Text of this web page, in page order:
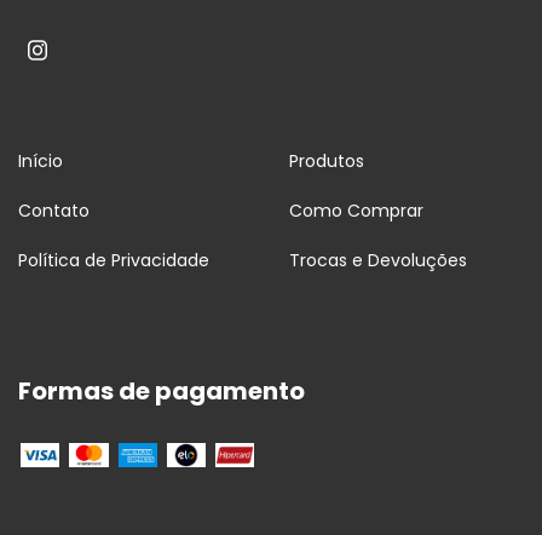
Início Produtos
Contato Como Comprar
Política de Privacidade Trocas e Devoluções
Formas de pagamento